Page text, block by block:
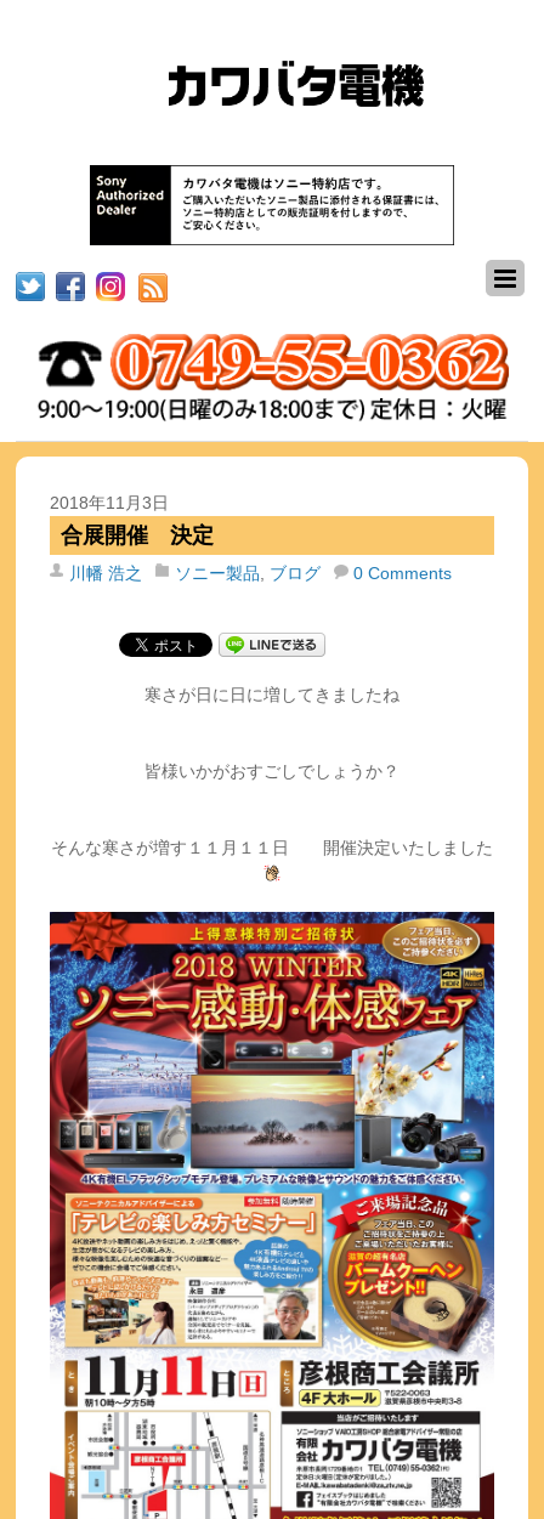
2018年11月3日
合展開催 決定
川幡 浩之 ソニー製品, ブログ 0 Comments
寒さが日に日に増してきましたね
皆様いかがおすごしでしょうか？
そんな寒さが増す１１月１１日 開催決定いたしました